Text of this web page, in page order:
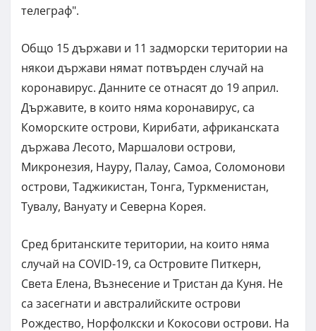
телеграф".
Общо 15 държави и 11 задморски територии на
някои държави нямат потвърден случай на
коронавирус. Данните се отнасят до 19 април.
Държавите, в които няма коронавирус, са
Коморските острови, Кирибати, африканската
държава Лесото, Маршалови острови,
Микронезия, Науру, Палау, Самоа, Соломонови
острови, Таджикистан, Тонга, Туркменистан,
Тувалу, Вануату и Северна Корея.
Сред британските територии, на които няма
случай на COVID-19, са Островите Питкерн,
Света Елена, Възнесение и Тристан да Куня. Не
са засегнати и австралийските острови
Рождество, Норфолкски и Кокосови острови. На